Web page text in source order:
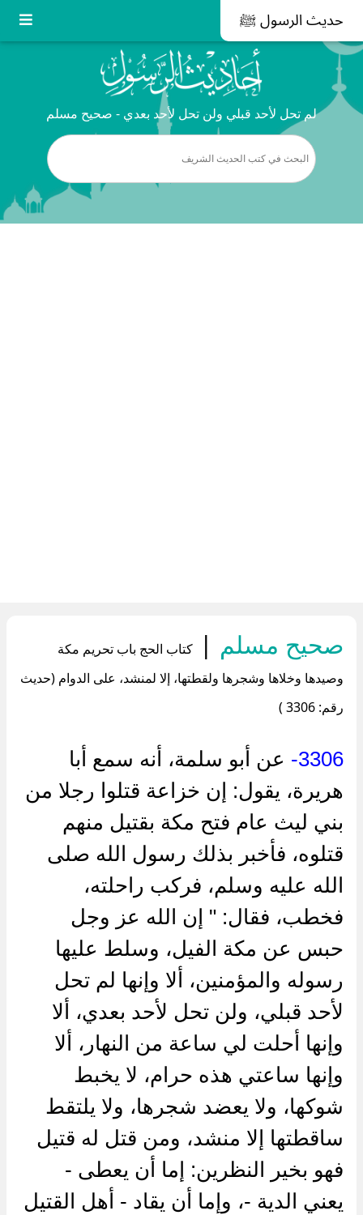
حديث الرسول ﷺ
لم تحل لأحد قبلي ولن تحل لأحد بعدي - صحيح مسلم
صحيح مسلم |
كتاب الحج باب تحريم مكة
وصيدها وخلاها وشجرها ولقطتها، إلا لمنشد، على الدوام (حديث
رقم: 3306 )
3306-
عن أبو سلمة، أنه سمع أبا
هريرة، يقول: إن خزاعة قتلوا رجلا من
بني ليث عام فتح مكة بقتيل منهم
قتلوه، فأخبر بذلك رسول الله صلى
الله عليه وسلم، فركب راحلته،
فخطب، فقال: " إن الله عز وجل
حبس عن مكة الفيل، وسلط عليها
رسوله والمؤمنين، ألا وإنها لم تحل
لأحد قبلي، ولن تحل لأحد بعدي، ألا
وإنها أحلت لي ساعة من النهار، ألا
وإنها ساعتي هذه حرام، لا يخبط
شوكها، ولا يعضد شجرها، ولا يلتقط
ساقطتها إلا منشد، ومن قتل له قتيل
فهو بخير النظرين: إما أن يعطى -
يعني الدية -، وإما أن يقاد - أهل القتيل